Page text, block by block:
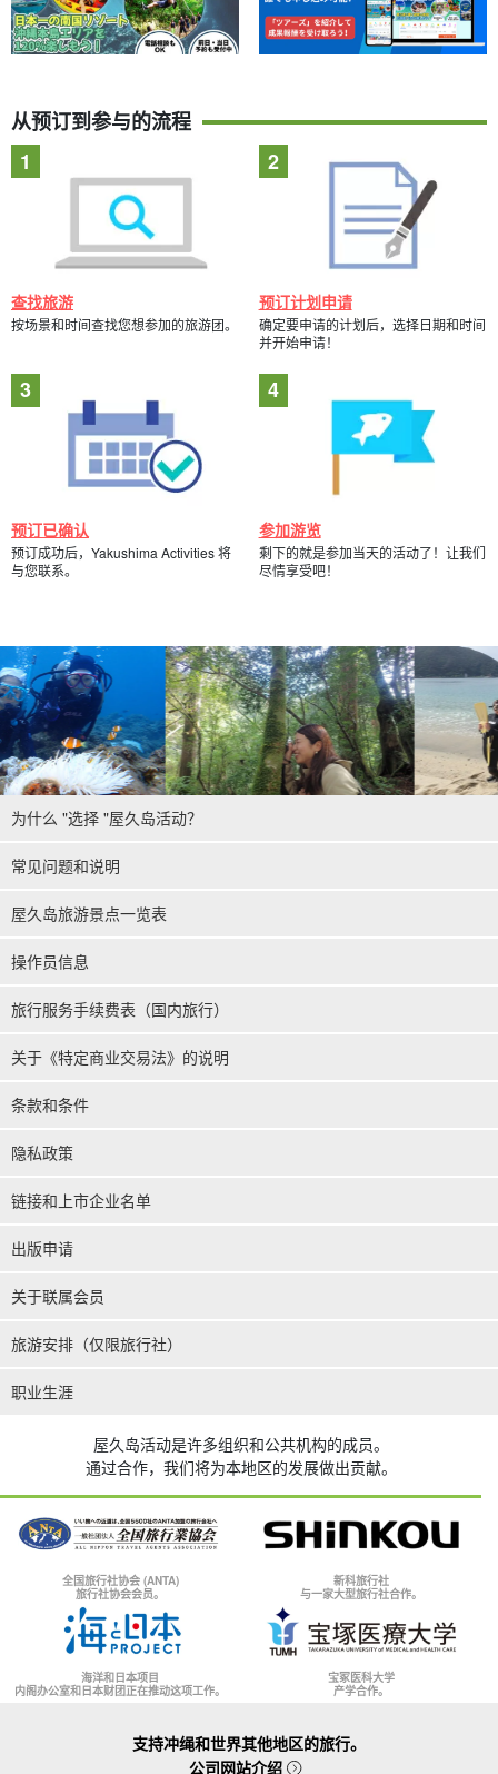
从预订到参与的流程
查找旅游
按场景和时间查找您想参加的旅游团。
预订计划申请
确定要申请的计划后，选择日期和时间
并开始申请！
预订已确认
预订成功后，Yakushima Activities 将
与您联系。
参加游览
剩下的就是参加当天的活动了！让我们
尽情享受吧！
为什么 "选择 "屋久岛活动？
常见问题和说明
屋久岛旅游景点一览表
操作员信息
旅行服务手续费表（国内旅行）
关于《特定商业交易法》的说明
条款和条件
隐私政策
链接和上市企业名单
出版申请
关于联属会员
旅游安排（仅限旅行社）
职业生涯
屋久岛活动是许多组织和公共机构的成员。
通过合作，我们将为本地区的发展做出贡献。
全国旅行社协会 (ANTA)
旅行社协会会员。
新科旅行社
与一家大型旅行社合作。
海洋和日本项目
内阁办公室和日本财团正在推动这项工作。
宝冢医科大学
产学合作。
支持冲绳和世界其他地区的旅行。
公司网站介绍